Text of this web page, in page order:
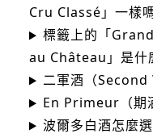
Cru Classé」一樣
標籤上的「
au Château」是什
二軍酒（Second
En Primeur（期
波爾多白酒怎麼選